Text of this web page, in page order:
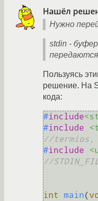
Нашёл
Нужно
stdin -
Пользуясь
решение. На
кода:
#include
#include
//termios,
#include
//
int main(